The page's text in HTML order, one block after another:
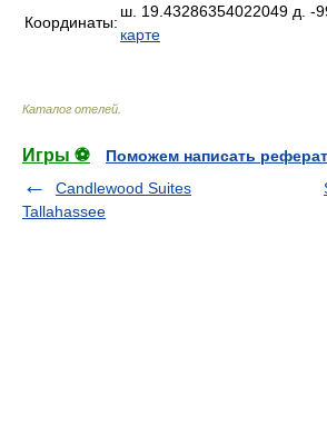
Координаты:
ш. 19.43286354022049 д. -
карте
Каталог отелей
Игры ⚽
Поможем написать реферат
Candlewood Suites
Tallahassee